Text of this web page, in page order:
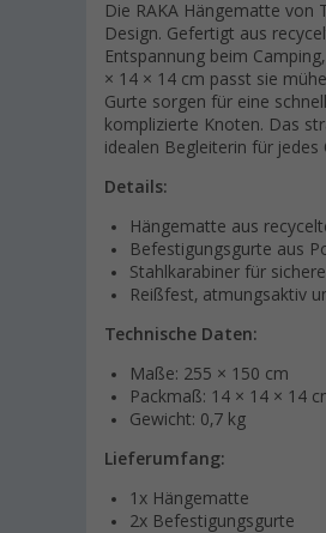
Die RAKA Hängematte
Design. Gefertigt aus
Entspannung beim
× 14 × 14 cm passt sie
Gurte sorgen für eine
komplizierte Knoten. Das
idealen Begleiterin für
Details:
Hängematte aus
Befestigungsgurte aus
Stahlkarabiner für
Reißfest, atmungsaktiv
Technische Daten:
Maße: 255 × 150 cm
Packmaß: 14 × 14 × 14
Gewicht: 0,7 kg
Lieferumfang:
1x Hängematte
2x Befestigungsgurte